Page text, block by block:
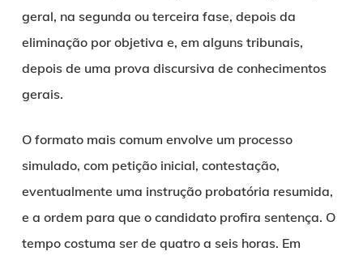
geral, na segunda ou terceira fase, depois da
eliminação por objetiva e, em alguns tribunais,
depois de uma prova discursiva de conhecimentos
gerais.
O formato mais comum envolve um processo
simulado, com petição inicial, contestação,
eventualmente uma instrução probatória resumida,
e a ordem para que o candidato profira sentença. O
tempo costuma ser de quatro a seis horas. Em